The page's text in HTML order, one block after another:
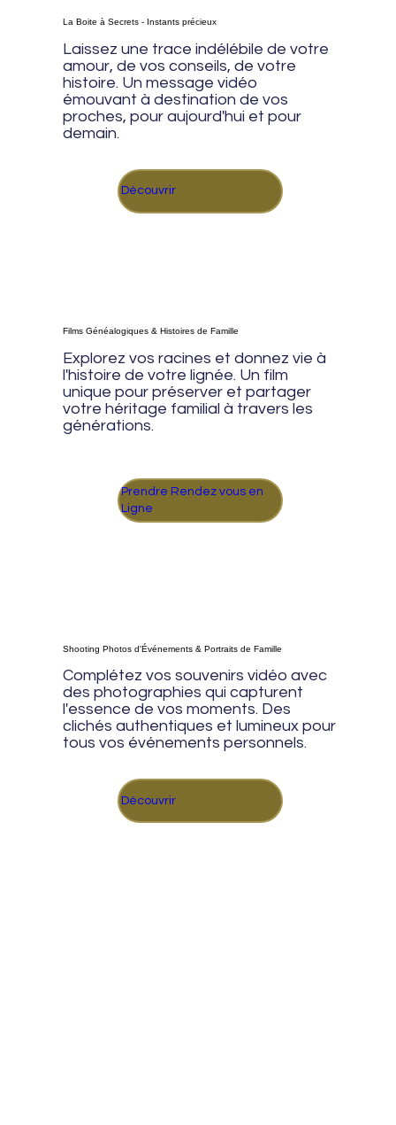
La Boite à Secrets - Instants précieux
Laissez une trace indélébile de votre
amour, de vos conseils, de votre
histoire. Un message vidéo
émouvant à destination de vos
proches, pour aujourd'hui et pour
demain.
Découvrir
Films Généalogiques & Histoires de Famille
Explorez vos racines et donnez vie à
l'histoire de votre lignée. Un film
unique pour préserver et partager
votre héritage familial à travers les
générations.
Prendre Rendez vous en
Ligne
Shooting Photos d'Événements & Portraits de Famille
Complétez vos souvenirs vidéo avec
des photographies qui capturent
l'essence de vos moments. Des
clichés authentiques et lumineux pour
tous vos événements personnels.
Découvrir